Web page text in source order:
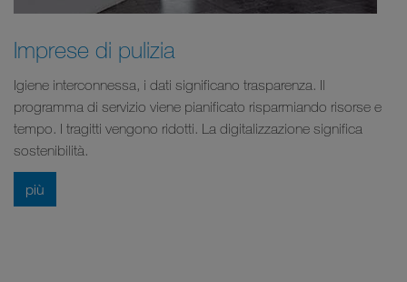
Imprese di pulizia
Igiene interconnessa, i dati significano trasparenza. Il
programma di servizio viene pianificato risparmiando risorse e
tempo. I tragitti vengono ridotti. La digitalizzazione significa
sostenibilità.
più